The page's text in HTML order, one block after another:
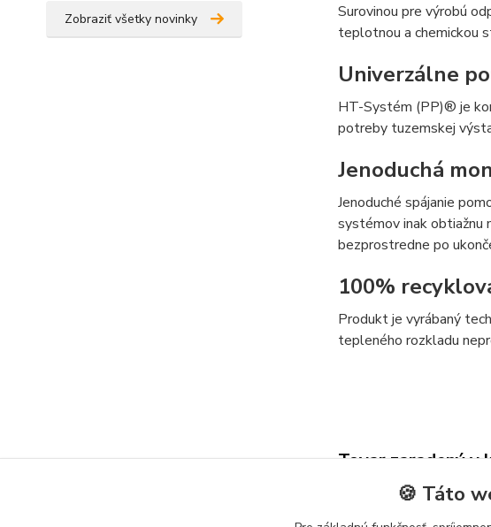
Zobraziť všetky novinky
Surovinou pre výrobú
teplotnou a chemickou
Univerzálne
HT-Systém (PP)® je
potreby tuzemskej
Jenoduchá
Jenoduché spájanie
systémov inak obtiažnu
bezprostredne po
100%
Produkt je vyrábaný
tepleného rozkladu
Tovar zaradený v
INŠTALÁCIA
🍪 Táto